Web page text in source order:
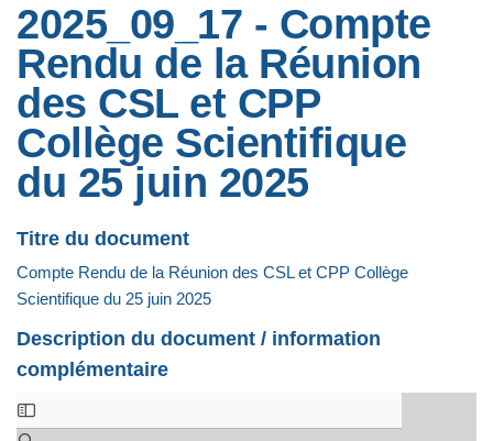
2025_09_17 - Compte
Rendu de la Réunion
des CSL et CPP
Collège Scientifique
du 25 juin 2025
Titre du document
Compte Rendu de la Réunion des CSL et CPP Collège
Scientifique du 25 juin 2025
Description du document / information
complémentaire